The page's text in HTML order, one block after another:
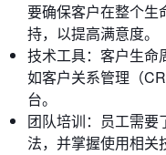
要确保客户在整个生
持，以提高满意度。
技术工具：客户生命
如客户关系管理（
台。
团队培训：员工需要
法，并掌握使用相关